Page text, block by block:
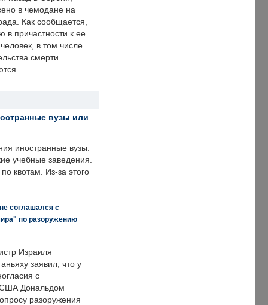
в чемодане на
Как сообщается,
в причастности к ее
в том числе
смерти
вузы или
иностранные вузы.
учебные заведения.
квотам. Из-за этого
соглашался с
по разоружению
Израиля
заявил, что у
с
Дональдом
разоружения